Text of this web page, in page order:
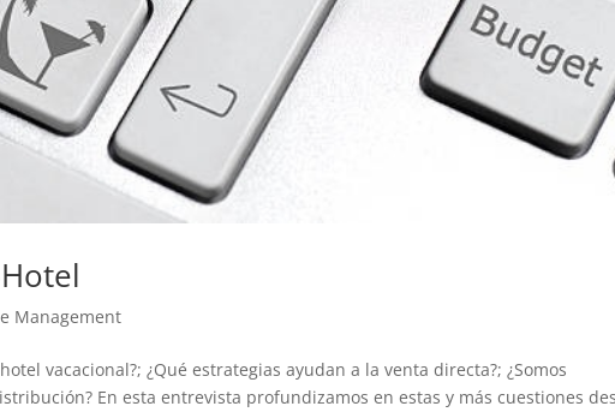
Management
vacacional?; ¿Qué estrategias ayudan a la venta directa?; ¿Somos
En esta entrevista profundizamos en estas y más cuestiones